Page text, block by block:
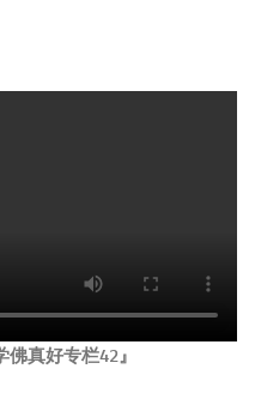
真好专栏42』